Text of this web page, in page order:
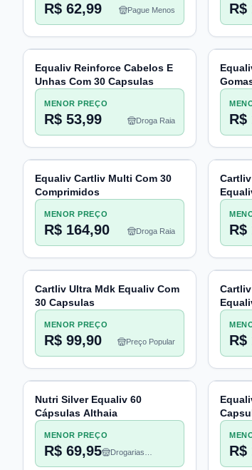
R$ 62,99 Pague Menos R$
Equaliv Reinforce Cabelos E
Unhas Com 30 Capsulas
MENOR PREÇO
R$ 53,99 Droga Raia R$
Equaliv Cartliv Multi Com 30
Comprimidos
MENOR PREÇO
R$ 164,90 Droga Raia R$
Cartliv Ultra Mdk Equaliv Com
30 Capsulas
MENOR PREÇO
R$ 99,90 Preço Popular R$
Nutri Silver Equaliv 60
Cápsulas Althaia
MENOR PREÇO
R$ 69,95
Drogarias
R$